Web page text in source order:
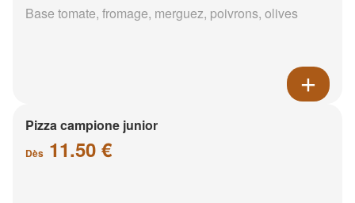
Base tomate, fromage, merguez, poivrons, olives
Pizza campione junior
Dès 11.50 €